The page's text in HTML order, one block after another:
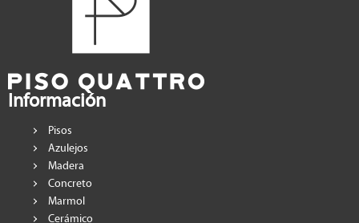
Información
Pisos
Azulejos
Madera
Concreto
Marmol
Cerámico